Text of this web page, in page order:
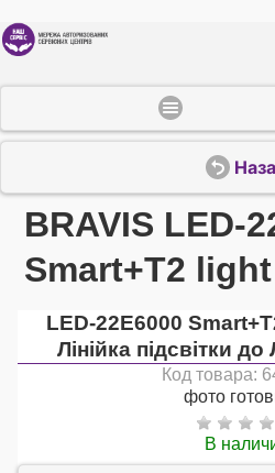
BRAVIS LED-
Smart+T2
LED-22E6000
Лінійка підсвітки
Код товара:
фото
В